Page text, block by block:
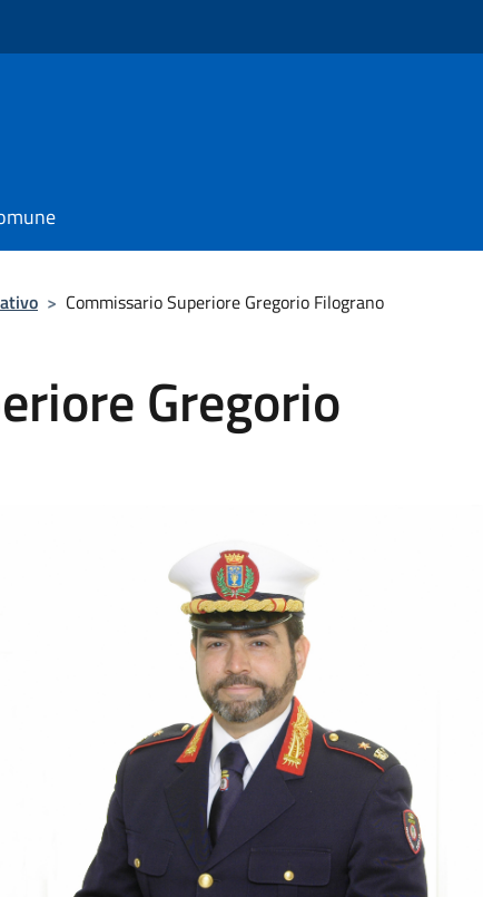
> Commissario Superiore Gregorio Filograno
Gregorio